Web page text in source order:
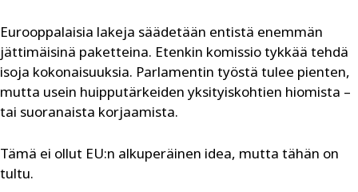
Eurooppalaisia lakeja säädetään entistä enemmän
jättimäisinä paketteina. Etenkin komissio tykkää tehdä
isoja kokonaisuuksia. Parlamentin työstä tulee pienten,
mutta usein huipputärkeiden yksityiskohtien hiomista –
tai suoranaista korjaamista.
Tämä ei ollut EU:n alkuperäinen idea, mutta tähän on
tultu.